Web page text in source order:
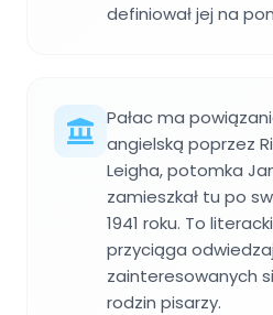
definiował jej na
Pałac ma
angielską poprzez
Leigha, potomka
zamieszkał tu po
1941 roku. To
przyciąga
zainteresowanych
rodzin pisarzy.